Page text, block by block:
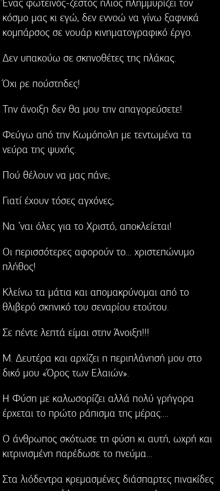
Ένας φωτεινός-ζεστός ήλιος πλημμυρίζει τον
κόσμο μας κι εγώ, δεν εννοώ να γίνω ξαφνικά
κομπάρσος σε νουάρ κινηματογραφικό έργο.
Δεν υπακούω σε σκηνοθέτες της πλάκας.
Όχι ρε πούστηδες!
Την άνοιξη δεν θα μου την απαγορεύσετε!
Φεύγω από την Κωμόπολη με τεντωμένα τα
νεύρα της ψυχής.
Πού θέλουν να μας πάνε;
Γιατί έχουν τόσες αγχόνες;
Να ’ναι όλες για το Χριστό, αποκλείεται!
Οι περισσότερες αφορούν το... χριστεπώνυμο
πλήθος!
Κλείνω τα μάτια και απομακρύνομαι από το
θλιβερό σκηνικό του σεναρίου ετούτου.
Σε πέντε λεπτά είμαι στην Άνοιξη!!!
Μ. Δευτέρα και αρχίζει η περιπλάνησή μου στο
δικό μου «Όρος των Ελαιών».
Η Φύση με καλωσορίζει αλλά πολύ γρήγορα
έρχεται το πρώτο ράπισμα της μέρας....
Ο άνθρωπος σκότωσε τη φύση κι αυτή, ωχρή και
κιτρινισμένη παρέδωσε το πνεύμα...
Στα λιόδεντρα κρεμασμένες διάσπαρτες πινακίδες